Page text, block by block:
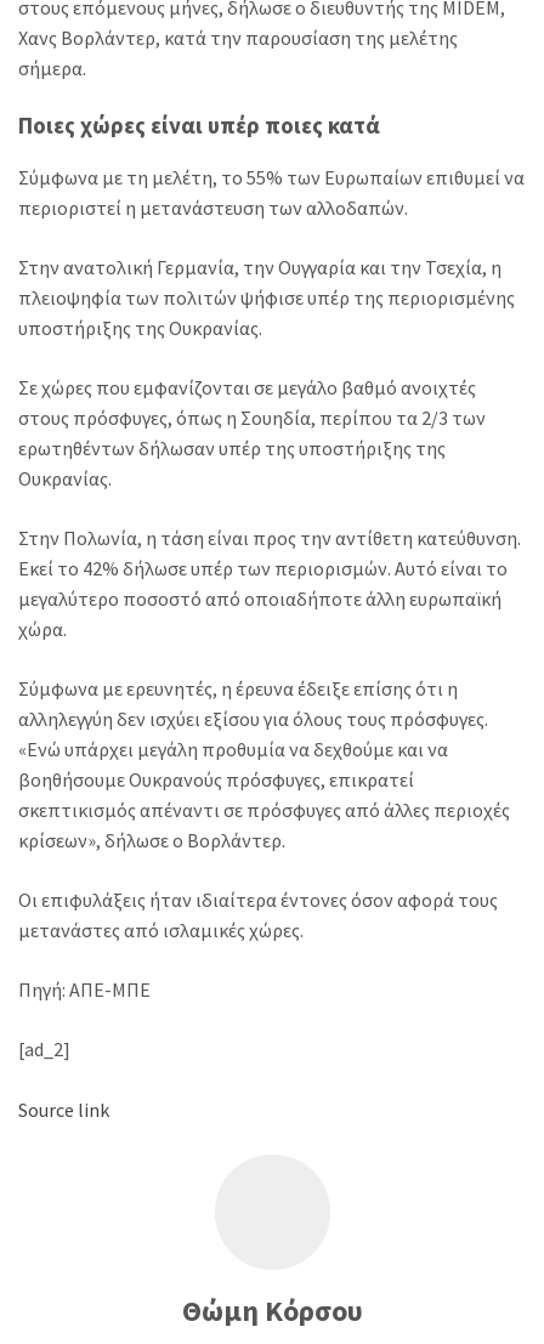
στους επόμενους μήνες, δήλωσε ο διευθυντής της MIDEM,
Χανς Βορλάντερ, κατά την παρουσίαση της μελέτης
σήμερα.
Ποιες χώρες είναι υπέρ ποιες κατά
Σύμφωνα με τη μελέτη, το 55% των Ευρωπαίων επιθυμεί να
περιοριστεί η μετανάστευση των αλλοδαπών.
Στην ανατολική Γερμανία, την Ουγγαρία και την Τσεχία, η
πλειοψηφία των πολιτών ψήφισε υπέρ της περιορισμένης
υποστήριξης της Ουκρανίας.
Σε χώρες που εμφανίζονται σε μεγάλο βαθμό ανοιχτές
στους πρόσφυγες, όπως η Σουηδία, περίπου τα 2/3 των
ερωτηθέντων δήλωσαν υπέρ της υποστήριξης της
Ουκρανίας.
Στην Πολωνία, η τάση είναι προς την αντίθετη κατεύθυνση.
Εκεί το 42% δήλωσε υπέρ των περιορισμών. Αυτό είναι το
μεγαλύτερο ποσοστό από οποιαδήποτε άλλη ευρωπαϊκή
χώρα.
Σύμφωνα με ερευνητές, η έρευνα έδειξε επίσης ότι η
αλληλεγγύη δεν ισχύει εξίσου για όλους τους πρόσφυγες.
«Ενώ υπάρχει μεγάλη προθυμία να δεχθούμε και να
βοηθήσουμε Ουκρανούς πρόσφυγες, επικρατεί
σκεπτικισμός απέναντι σε πρόσφυγες από άλλες περιοχές
κρίσεων», δήλωσε ο Βορλάντερ.
Οι επιφυλάξεις ήταν ιδιαίτερα έντονες όσον αφορά τους
μετανάστες από ισλαμικές χώρες.
Πηγή: ΑΠΕ-ΜΠΕ
[ad_2]
Source link
Θώμη Κόρσου